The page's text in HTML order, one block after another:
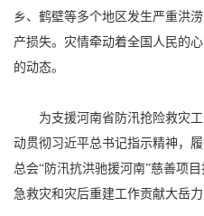
乡、鹤壁等多个地区发生严重洪
产损失。灾情牵动着全国人民的
的动态。
为支援河南省防汛抢险救灾
动贯彻习近平总书记指示精神，
总会“防汛抗洪驰援河南”慈善项
急救灾和灾后重建工作贡献大岳力